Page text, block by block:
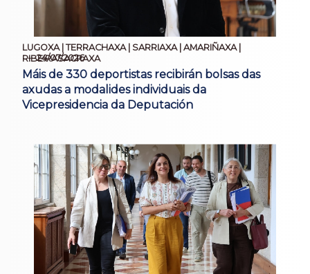
LUGOXA | TERRACHAXA | SARRIAXA | AMARIÑAXA |
RIBEIRASACRAXA
24/07/2026
Máis de 330 deportistas recibirán bolsas das
axudas a modalides individuais da
Vicepresidencia da Deputación